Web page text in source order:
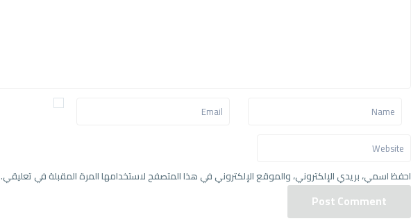
احفظ اسمي، بريدي الإلكتروني، والموقع الإلكتروني في هذا المتصفح لاستخدامها المرة المقبلة في تعليقي.